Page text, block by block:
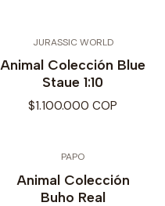
JURASSIC WORLD
Animal Colección Blue
Staue 1:10
$1.100.000 COP
PAPO
Animal Colección
Buho Real